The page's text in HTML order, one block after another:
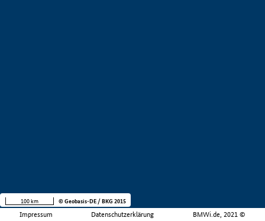
Impressum Datenschutzerklärung BMWi.de, 2021 ©
100 km © Geobasis-DE / BKG 2015